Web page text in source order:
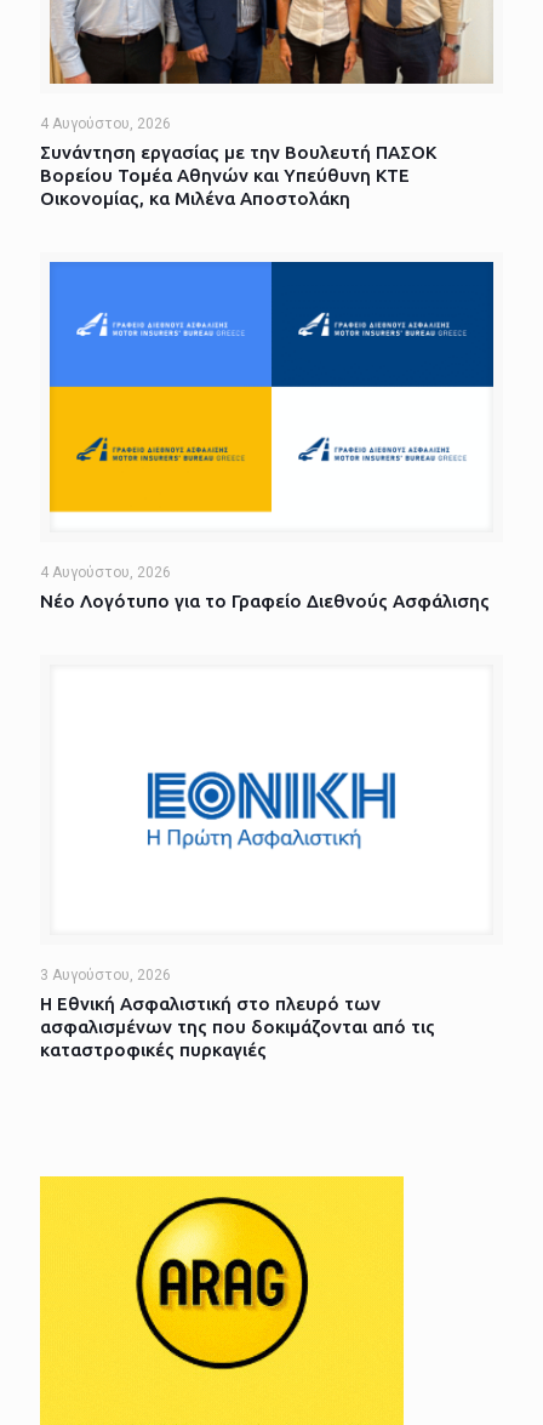
4 Αυγούστου, 2026
Συνάντηση εργασίας με την Βουλευτή ΠΑΣΟΚ
Βορείου Τομέα Αθηνών και Υπεύθυνη ΚΤΕ
Οικονομίας, κα Μιλένα Αποστολάκη
4 Αυγούστου, 2026
Νέο Λογότυπο για το Γραφείο Διεθνούς Ασφάλισης
3 Αυγούστου, 2026
Η Εθνική Ασφαλιστική στο πλευρό των
ασφαλισμένων της που δοκιμάζονται από τις
καταστροφικές πυρκαγιές